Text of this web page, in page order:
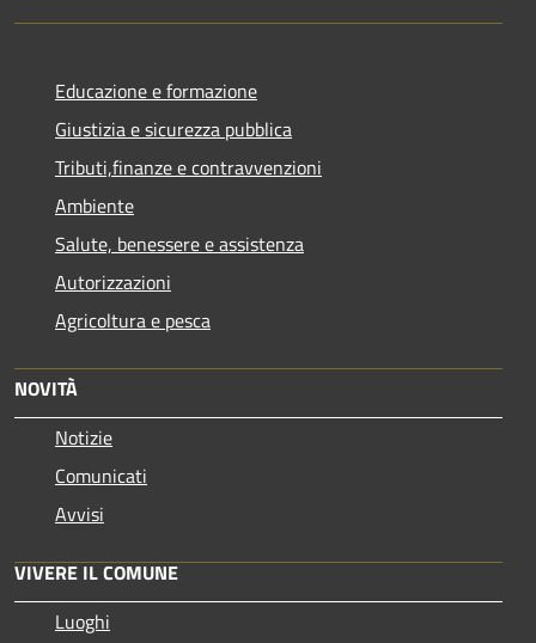
Educazione e formazione
Giustizia e sicurezza pubblica
Tributi,finanze e contravvenzioni
Ambiente
Salute, benessere e assistenza
Autorizzazioni
Agricoltura e pesca
NOVITÀ
Notizie
Comunicati
Avvisi
VIVERE IL COMUNE
Luoghi